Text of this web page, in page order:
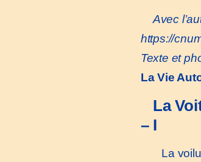
Avec
https://
Texte et
La Vie
La
– I
La